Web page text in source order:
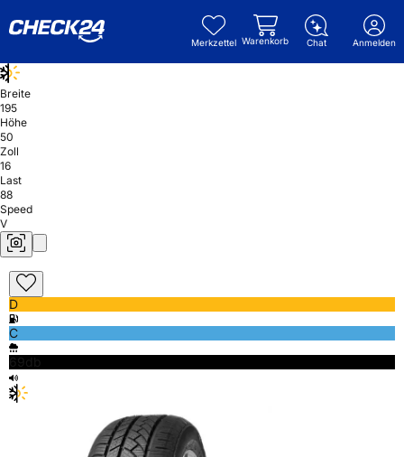
Merkzettel Warenkorb Chat Anmelden
Breite
195
Höhe
50
Zoll
16
Last
88
Speed
V
D
C
69db